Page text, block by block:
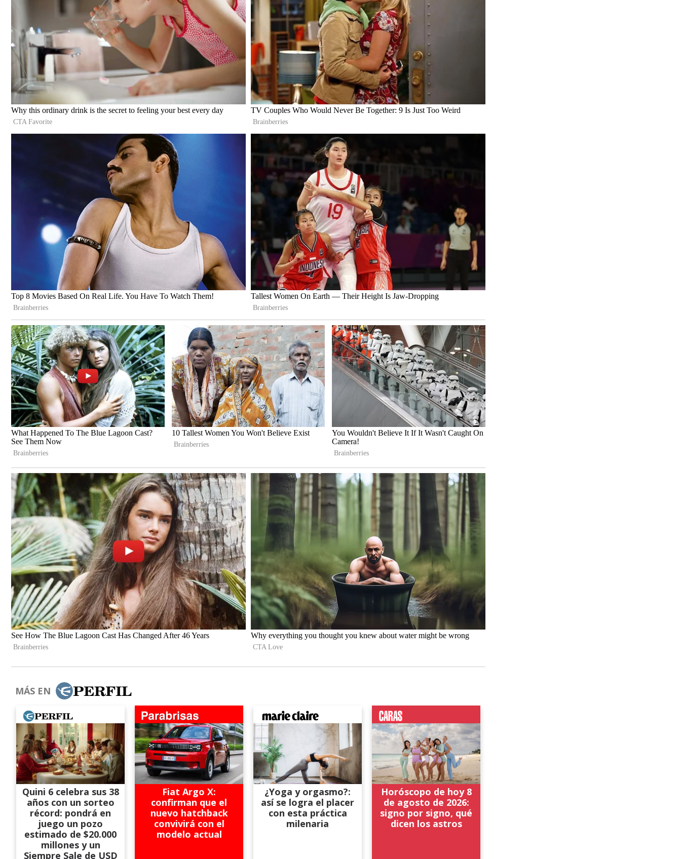
MÁS EN
Quini 6 celebra sus 38
años con un sorteo
récord: pondrá en
juego un pozo
estimado de $20.000
millones y un
Siempre Sale de USD
Fiat Argo X:
confirman que el
nuevo hatchback
convivirá con el
modelo actual
¿Yoga y orgasmo?:
así se logra el placer
con esta práctica
milenaria
Horóscopo de hoy 8
de agosto de 2026:
signo por signo, qué
dicen los astros